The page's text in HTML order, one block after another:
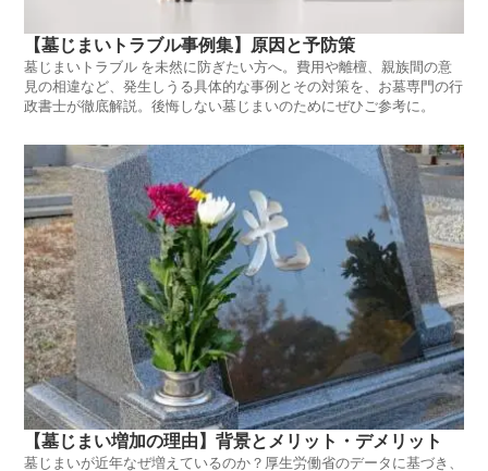
【墓じまいトラブル事例集】原因と予防策
墓じまいトラブル を未然に防ぎたい方へ。費用や離檀、親族間の意
見の相違など、発生しうる具体的な事例とその対策を、お墓専門の行
政書士が徹底解説。後悔しない墓じまいのためにぜひご参考に。
【墓じまい増加の理由】背景とメリット・デメリット
墓じまいが近年なぜ増えているのか？厚生労働省のデータに基づき、